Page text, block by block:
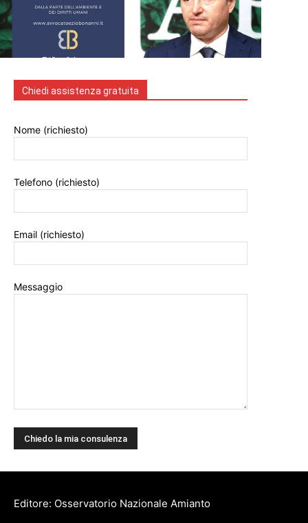
Chiedi assistenza gratuita
Nome (richiesto)
Telefono (richiesto)
Email (richiesto)
Messaggio
Editore: Osservatorio Nazionale Amianto